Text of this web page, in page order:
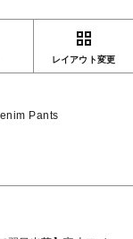
レイアウト変更
Pants